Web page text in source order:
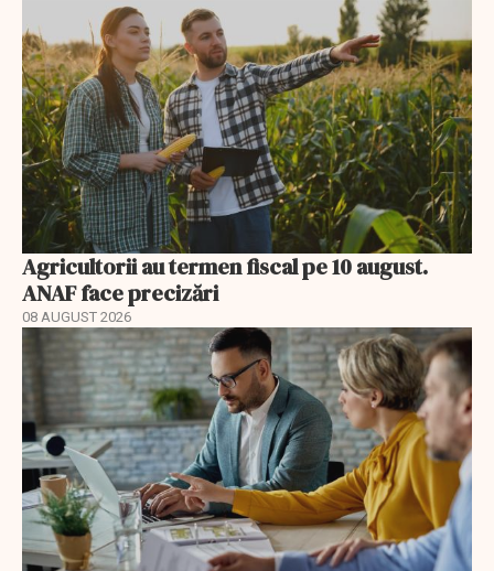
Agricultorii au termen fiscal pe 10 august.
ANAF face precizări
08 AUGUST 2026